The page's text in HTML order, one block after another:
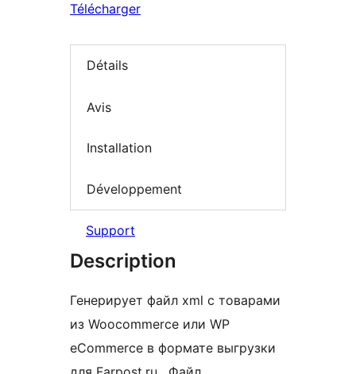
Télécharger
Détails
Avis
Installation
Développement
Support
Description
Генерирует файл xml с товарами
из Woocommerce или WP
eCommerce в формате выгрузки